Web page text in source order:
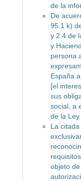
de la
De
95.1 k)
y 2.4 de
y
persona
España
[el
sus
social, a
de la
La
objeto